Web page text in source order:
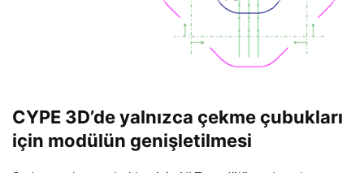
CYPE 3D’de yalnızca çekme çubukları
için modülün genişletilmesi